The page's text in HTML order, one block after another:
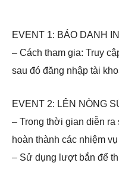
EVENT 1: BÁO DANH
– Cách tham gia: Truy
sau đó đăng nhập tài
EVENT 2: LÊN NÒNG
– Trong thời gian diễn
hoàn thành các nhiệm
– Sử dụng lượt bắn để